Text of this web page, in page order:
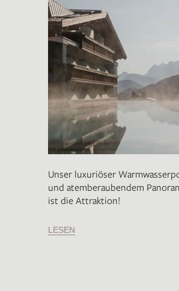
Unser luxuriöser
und atemberaubendem
ist die Attraktion!
LESEN